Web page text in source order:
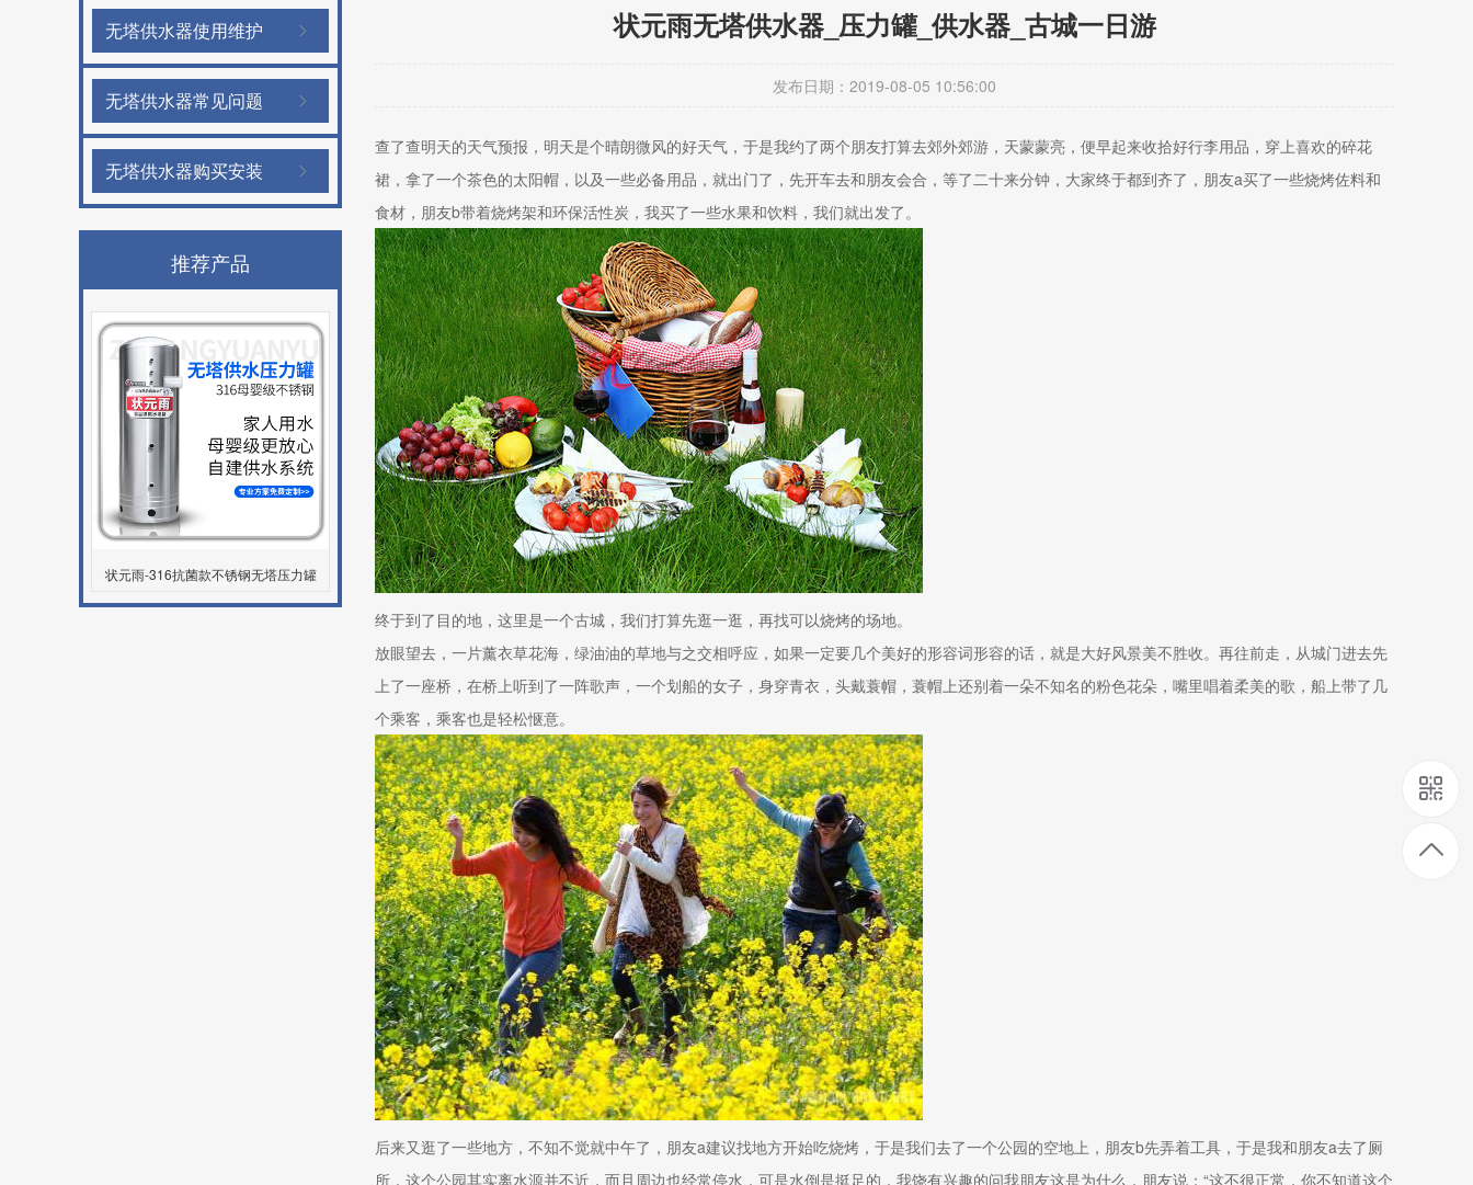
无塔供水器使用维护
无塔供水器常见问题
无塔供水器购买安装
推荐产品
状元雨-316抗菌款不锈钢无塔压力罐
状元雨无塔供水器_压力罐_供水器_古城一日游
发布日期：2019-08-05 10:56:00
查了查明天的天气预报，明天是个晴朗微风的好天气，于是我约了两个朋友打算去郊外郊游，天蒙蒙亮，便早起来收拾好行李用品，穿上喜欢的碎花
裙，拿了一个茶色的太阳帽，以及一些必备用品，就出门了，先开车去和朋友会合，等了二十来分钟，大家终于都到齐了，朋友a买了一些烧烤佐料和
食材，朋友b带着烧烤架和环保活性炭，我买了一些水果和饮料，我们就出发了。
终于到了目的地，这里是一个古城，我们打算先逛一逛，再找可以烧烤的场地。
放眼望去，一片薰衣草花海，绿油油的草地与之交相呼应，如果一定要几个美好的形容词形容的话，就是大好风景美不胜收。再往前走，从城门进去先
上了一座桥，在桥上听到了一阵歌声，一个划船的女子，身穿青衣，头戴蓑帽，蓑帽上还别着一朵不知名的粉色花朵，嘴里唱着柔美的歌，船上带了几
个乘客，乘客也是轻松惬意。
后来又逛了一些地方，不知不觉就中午了，朋友a建议找地方开始吃烧烤，于是我们去了一个公园的空地上，朋友b先弄着工具，于是我和朋友a去了厕
所，这个公园其实离水源并不近，而且周边也经常停水，可是水倒是挺足的，我饶有兴趣的问我朋友这是为什么，朋友说：“这不很正常，你不知道这个